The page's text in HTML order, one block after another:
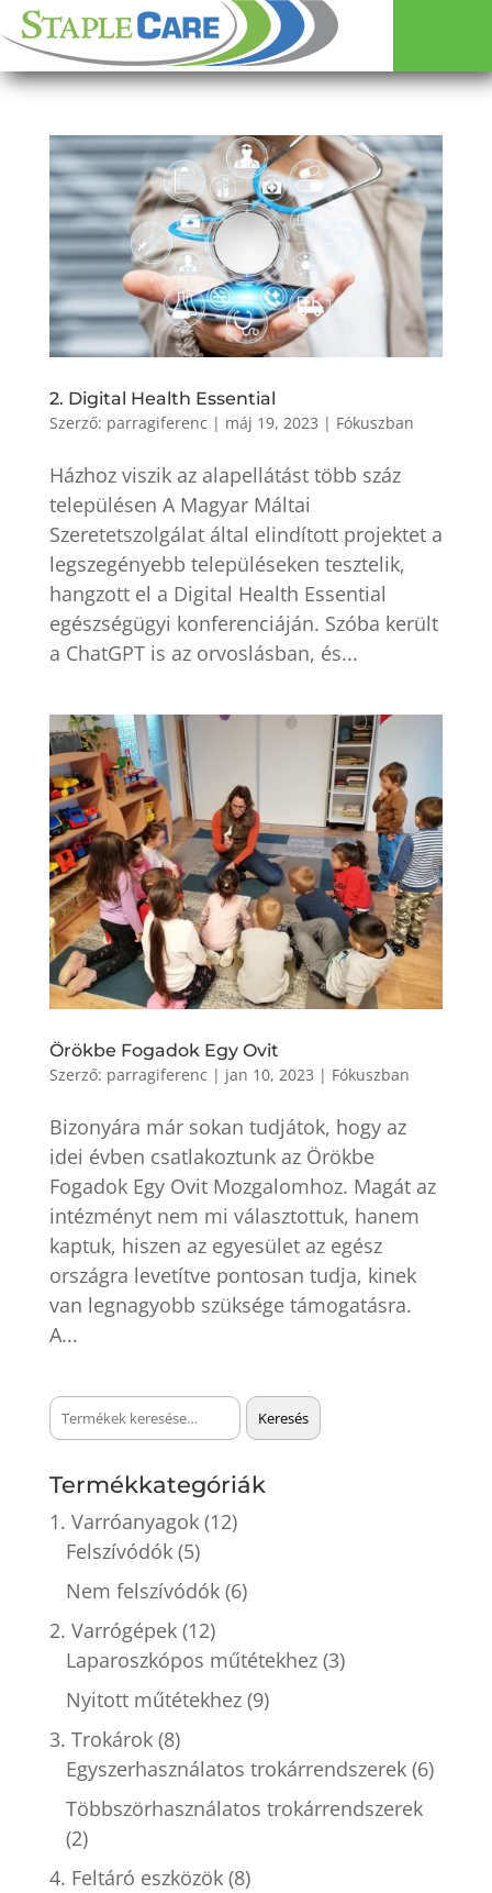
2. Digital Health Essential
Szerző: parragiferenc | máj 19, 2023 | Fókuszban
Házhoz viszik az alapellátást több száz
településen A Magyar Máltai
Szeretetszolgálat által elindított projektet a
legszegényebb településeken tesztelik,
hangzott el a Digital Health Essential
egészségügyi konferenciáján. Szóba került
a ChatGPT is az orvoslásban, és...
Örökbe Fogadok Egy Ovit
Szerző: parragiferenc | jan 10, 2023 | Fókuszban
Bizonyára már sokan tudjátok, hogy az
idei évben csatlakoztunk az Örökbe
Fogadok Egy Ovit Mozgalomhoz. Magát az
intézményt nem mi választottuk, hanem
kaptuk, hiszen az egyesület az egész
országra levetítve pontosan tudja, kinek
van legnagyobb szüksége támogatásra.
A...
Keresés
a
következőre:
Keresés
Termékkategóriák
1. Varróanyagok (12)
Felszívódók (5)
Nem felszívódók (6)
2. Varrógépek (12)
Laparoszkópos műtétekhez (3)
Nyitott műtétekhez (9)
3. Trokárok (8)
Egyszerhasználatos trokárrendszerek (6)
Többszörhasználatos trokárrendszerek
(2)
4. Feltáró eszközök (8)